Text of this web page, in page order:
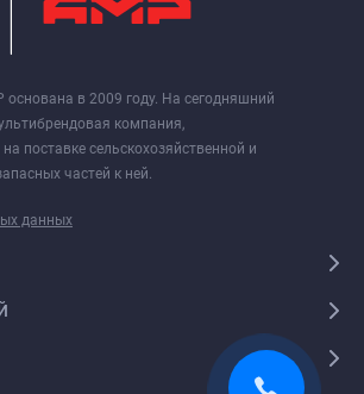
в 2009 году. На сегодняшний
компания,
поставке сельскохозяйственной и
частей к ней.
данных